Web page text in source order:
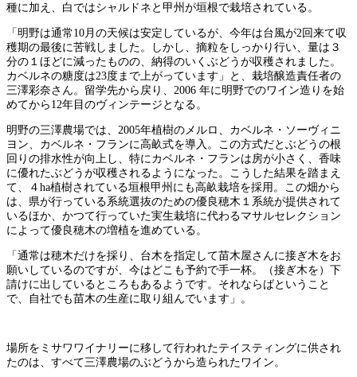
種に加え、白ではシャルドネと甲州が垣根で栽培されている。
「明野は通常10月の天候は安定しているが、今年は台風が2回来て収
穫期の最後に苦戦しました。しかし、摘粒をしっかり行い、量は３
分の１ほどに減ったものの、納得のいくぶどうが収穫されました。
カベルネの糖度は23度まで上がっています」と、栽培醸造責任者の
三澤彩奈さん。留学先から戻り、2006 年に明野でのワイン造りを始
めてから12年目のヴィンテージとなる。
明野の三澤農場では、2005年植樹のメルロ、カベルネ・ソーヴィニ
ヨン、カベルネ・フランに高畝式を導入。この方式だとぶどうの根
回りの排水性が向上し、特にカベルネ・フランは房が小さく、香味
に優れたぶどうが収穫されるようになった。こうした結果を踏まえ
て、４ha植樹されている垣根甲州にも高畝栽培を採用。この畑から
は、県が行っている系統選抜のための優良穂木１系統が提供されて
いるほか、かつて行っていた実生栽培に代わるマサルセレクション
によって優良穂木の増植を進めている。
「通常は穂木だけを採り、台木を指定して苗木屋さんに接ぎ木をお
願いしているのですが、今はどこも予約で手一杯。（接ぎ木を）下
請けに出しているところもあるようです。それならばということ
で、自社でも苗木の生産に取り組んでいます」。
場所をミサワワイナリーに移して行われたテイスティングに供され
たのは、すべて三澤農場のぶどうから造られたワイン。